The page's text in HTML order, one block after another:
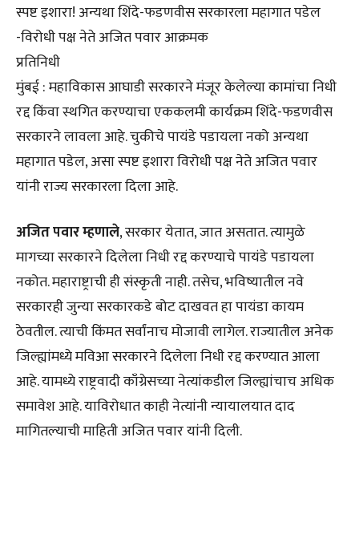
स्पष्ट इशारा! अन्यथा शिंदे-फडणवीस सरकारला महागात पडेल
-विरोधी पक्ष नेते अजित पवार आक्रमक
प्रतिनिधी
मुंबई : महाविकास आघाडी सरकारने मंजूर केलेल्या कामांचा निधी
रद्द किंवा स्थगित करण्याचा एककलमी कार्यक्रम शिंदे-फडणवीस
सरकारने लावला आहे. चुकीचे पायंडे पडायला नको अन्यथा
महागात पडेल, असा स्पष्ट इशारा विरोधी पक्ष नेते अजित पवार
यांनी राज्य सरकारला दिला आहे.
अजित पवार म्हणाले, सरकार येतात, जात असतात. त्यामुळे
मागच्या सरकारने दिलेला निधी रद्द करण्याचे पायंडे पडायला
नकोत. महाराष्ट्राची ही संस्कृती नाही. तसेच, भविष्यातील नवे
सरकारही जुन्या सरकारकडे बोट दाखवत हा पायंडा कायम
ठेवतील. त्याची किंमत सर्वांनाच मोजावी लागेल. राज्यातील अनेक
जिल्ह्यांमध्ये मविआ सरकारने दिलेला निधी रद्द करण्यात आला
आहे. यामध्ये राष्ट्रवादी काँग्रेसच्या नेत्यांकडील जिल्ह्यांचाच अधिक
समावेश आहे. याविरोधात काही नेत्यांनी न्यायालयात दाद
मागितल्याची माहिती अजित पवार यांनी दिली.